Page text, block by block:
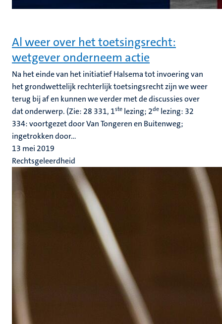
Al weer over het toetsingsrecht:
wetgever onderneem actie
Na het einde van het initiatief Halsema tot invoering van
het grondwettelijk rechterlijk toetsingsrecht zijn we weer
terug bij af en kunnen we verder met de discussies over
dat onderwerp. (Zie: 28 331, 1ste lezing; 2de lezing: 32
334: voortgezet door Van Tongeren en Buitenweg;
ingetrokken door...
13 mei 2019
Rechtsgeleerdheid